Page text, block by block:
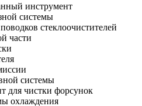
инструмент
системы
стеклоочистителей
части
системы
для чистки форсунок
охлаждения